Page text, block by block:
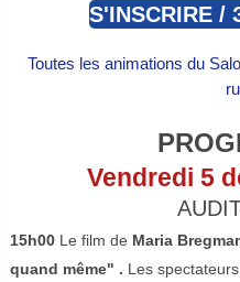
S'INSCRIRE
Toutes les animations du
Vendredi 5
15h00 Le film de Maria
quand même" . Les